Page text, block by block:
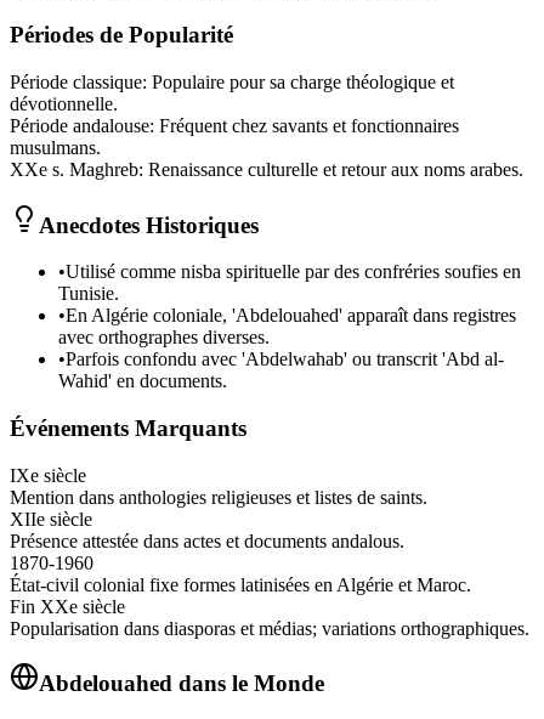
Périodes de Popularité
Période classique: Populaire pour sa charge théologique et
dévotionnelle.
Période andalouse: Fréquent chez savants et fonctionnaires
musulmans.
XXe s. Maghreb: Renaissance culturelle et retour aux noms arabes.
Anecdotes Historiques
•Utilisé comme nisba spirituelle par des confréries soufies en
Tunisie.
•En Algérie coloniale, 'Abdelouahed' apparaît dans registres
avec orthographes diverses.
•Parfois confondu avec 'Abdelwahab' ou transcrit 'Abd al-
Wahid' en documents.
Événements Marquants
IXe siècle
Mention dans anthologies religieuses et listes de saints.
XIIe siècle
Présence attestée dans actes et documents andalous.
1870-1960
État-civil colonial fixe formes latinisées en Algérie et Maroc.
Fin XXe siècle
Popularisation dans diasporas et médias; variations orthographiques.
Abdelouahed dans le Monde